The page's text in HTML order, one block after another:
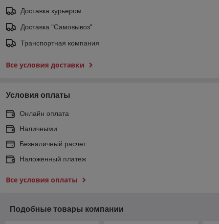
Доставка курьером
Доставка "Самовывоз"
Транспортная компания
Все условия доставки
Условия оплаты
Онлайн оплата
Наличными
Безналичный расчет
Наложенный платеж
Все условия оплаты
Подобные товары компании